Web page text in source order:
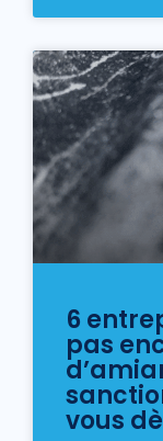
6
pas
vous